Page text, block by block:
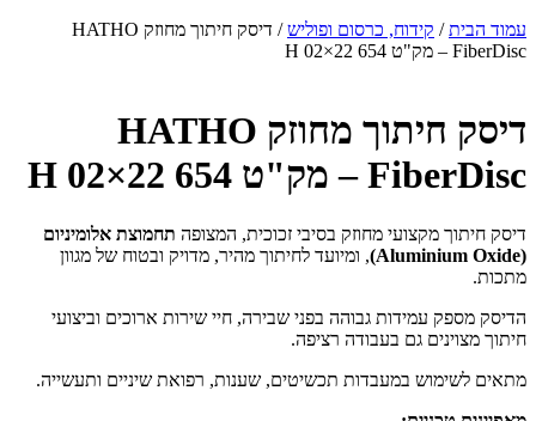
עמוד הבית/ קידוח, כרסום ופוליש
/ דיסק חיתוך מחוזק HATHO
FiberDisc – מק"ט 654 22×02 H
דיסק חיתוך מחוזק HATHO
FiberDisc – מק"ט 654 22×02 H
דיסק חיתוך מקצועי מחוזק בסיבי זכוכית, המצופה תחמוצת אלומיניום
(Aluminium Oxide)
, ומיועד לחיתוך מהיר, מדויק ובטוח של מגוון
מתכות.
הדיסק מספק עמידות גבוהה בפני שבירה, חיי שירות ארוכים וביצועי
חיתוך מצוינים גם בעבודה רציפה.
מתאים לשימוש במעבדות תכשיטים, שענות, רפואת שיניים ותעשייה.